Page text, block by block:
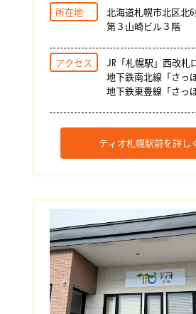
所在地
北海道札幌市北区北
第３山崎ビル３階
アクセス
JR「札幌駅」西改札
地下鉄南北線「さっ
地下鉄東豊線「さっ
ティオ札幌駅前を詳し